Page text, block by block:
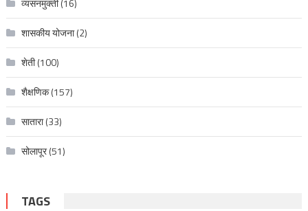
व्यसनमुक्ती(16)
शासकीय योजना(2)
शेती(100)
शैक्षणिक(157)
सातारा(33)
सोलापूर(51)
TAGS